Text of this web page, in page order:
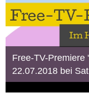
Free-TV-Premiere
22.07.2018 bei